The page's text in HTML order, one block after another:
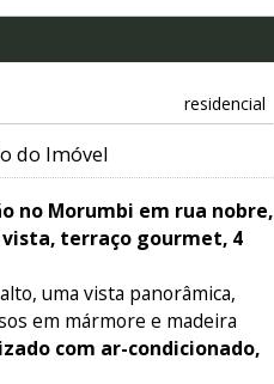
residencial
do Imóvel
no Morumbi em rua nobre,
terraço gourmet, 4
uma vista panorâmica,
em mármore e madeira
com ar-condicionado,